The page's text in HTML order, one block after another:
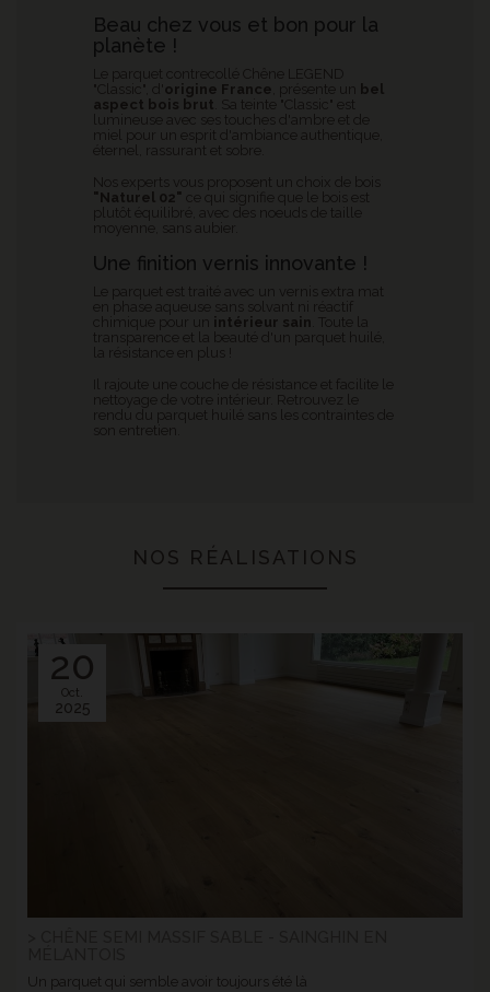
Beau chez vous et bon pour la
planète !
Le parquet contrecollé Chêne LEGEND
origine France présente un
bel
aspect bois brut . Sa teinte "Classic" est
lumineuse avec ses touches d'ambre et de
miel pour un esprit d'ambiance authentique,
éternel, rassurant et sobre.
Nos experts vous proposent un choix de bois
"Naturel 02"
le bois est
plutôt équilibré, avec des noeuds de taille
moyenne, sans aubier.
Une finition vernis innovante !
Le parquet est traité avec un vernis extra mat
en phase aqueuse sans solvant ni réactif
chimique pour un
intérieur sain . Toute la
transparence et la beauté d'un parquet huilé,
la résistance en plus !
Il rajoute une couche de résistance et facilite le
nettoyage de votre intérieur. Retrouvez le
rendu du parquet huilé sans les contraintes de
son entretien.
NOS RÉALISATIONS
20
Oct.
2025
Un parquet qui semble avoir toujours été là